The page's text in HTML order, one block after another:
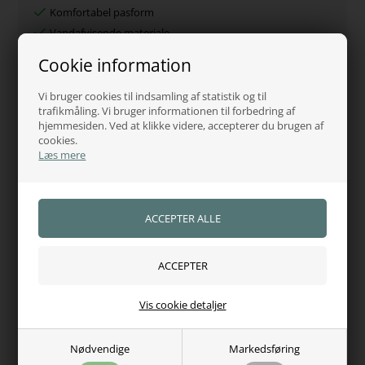
Cookie information
Vi bruger cookies til indsamling af statistik og til
trafikmåling. Vi bruger informationen til forbedring af
hjemmesiden. Ved at klikke videre, accepterer du brugen af
cookies.
Læs mere
Nødvendige Markedsføring
Vis cookie detaljer
Komfortabel pasform
Vandafvisende materiale
Let og varm isolering
Ideel til broderi og logotryk
Moderne og stilrent design
Pleje
Kan tørretumbles ved lav varme
Specifikationer
Farve:Night Sky
Materiale:100% polyamid